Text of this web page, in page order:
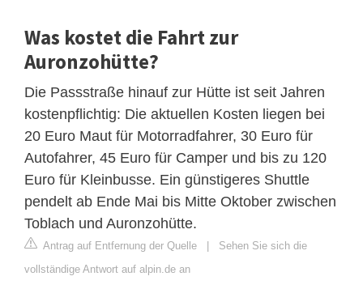
Was kostet die Fahrt zur
Auronzohütte?
Die Passstraße hinauf zur Hütte ist seit Jahren
kostenpflichtig: Die aktuellen Kosten liegen bei
20 Euro Maut für Motorradfahrer, 30 Euro für
Autofahrer, 45 Euro für Camper und bis zu 120
Euro für Kleinbusse. Ein günstigeres Shuttle
pendelt ab Ende Mai bis Mitte Oktober zwischen
Toblach und Auronzohütte.
Antrag auf Entfernung der Quelle | Sehen Sie sich die
vollständige Antwort auf alpin.de an